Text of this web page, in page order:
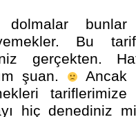
dolmalar
Bu
gerçekten.
şuan.
Ancak
tariflerimize
hiç denediniz